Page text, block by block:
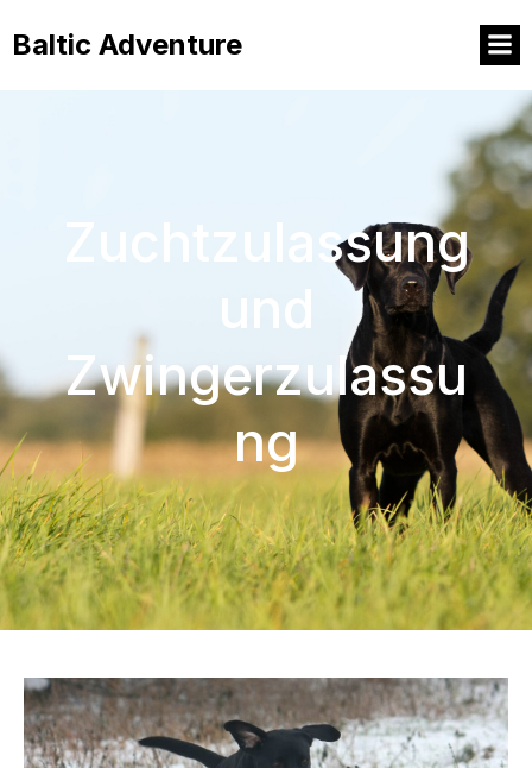
Baltic Adventure
Zuchtzulassung
und
Zwingerzulassu
ng